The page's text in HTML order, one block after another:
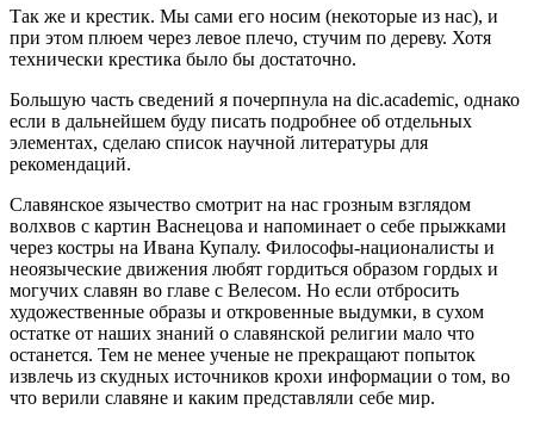
Так же и крестик. Мы сами его носим (некоторые из нас), и
при этом плюем через левое плечо, стучим по дереву. Хотя
технически крестика было бы достаточно.
Большую часть сведений я почерпнула на dic.academic, однако
если в дальнейшем буду писать подробнее об отдельных
элементах, сделаю список научной литературы для
рекомендаций.
Славянское язычество смотрит на нас грозным взглядом
волхвов с картин Васнецова и напоминает о себе прыжками
через костры на Ивана Купалу. Философы-националисты и
неоязыческие движения любят гордиться образом гордых и
могучих славян во главе с Велесом. Но если отбросить
художественные образы и откровенные выдумки, в сухом
остатке от наших знаний о славянской религии мало что
останется. Тем не менее ученые не прекращают попыток
извлечь из скудных источников крохи информации о том, во
что верили славяне и каким представляли себе мир.